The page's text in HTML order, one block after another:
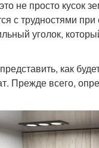
не просто кусок
с трудностями
уголок,
как
Прежде всего,